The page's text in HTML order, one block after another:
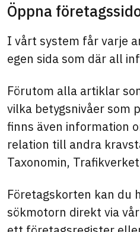
Öppna
I vårt system får varje
egen sida som där all
Förutom alla artiklar
vilka betygsnivåer som
finns även information
relation till andra
Taxonomin,
Företagskorten kan du
sökmotorn direkt via vår